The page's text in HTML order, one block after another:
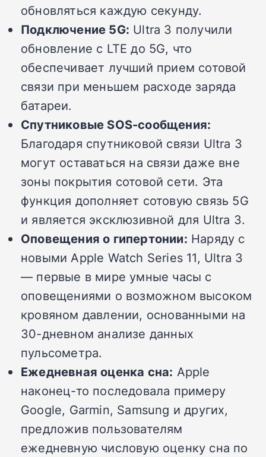
обновляться каждую секунду.
Подключение 5G: Ultra 3 получили
обновление с LTE до 5G, что
обеспечивает лучший прием сотовой
связи при меньшем расходе заряда
батареи.
Спутниковые SOS-сообщения:
Благодаря спутниковой связи Ultra 3
могут оставаться на связи даже вне
зоны покрытия сотовой сети. Эта
функция дополняет сотовую связь 5G
и является эксклюзивной для Ultra 3.
Оповещения о гипертонии: Наряду с
новыми Apple Watch Series 11, Ultra 3
— первые в мире умные часы с
оповещениями о возможном высоком
кровяном давлении, основанными на
30-дневном анализе данных
пульсометра.
Ежедневная оценка сна: Apple
наконец-то последовала примеру
Google, Garmin, Samsung и других,
предложив пользователям
ежедневную числовую оценку сна по